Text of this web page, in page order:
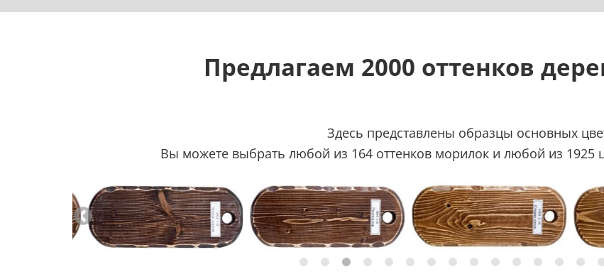
Предлагаем 2000 оттенков
Здесь представлены образцы основных
Вы можете выбрать любой из 164 оттенков морилок и любой из 1925